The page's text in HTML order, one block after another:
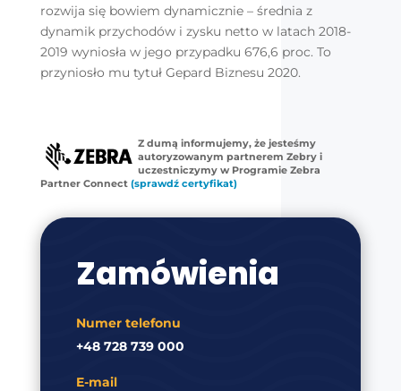
rozwija się bowiem dynamicznie – średnia z
dynamik przychodów i zysku netto w latach 2018-
2019 wyniosła w jego przypadku 676,6 proc. To
przyniosło mu tytuł Gepard Biznesu 2020.
Z dumą informujemy, że jesteśmy
autoryzowanym partnerem Zebry i
uczestniczymy w Programie Zebra
Partner Connect (sprawdź certyfikat)
Zamówienia
Numer telefonu
+48 728 739 000
E-mail